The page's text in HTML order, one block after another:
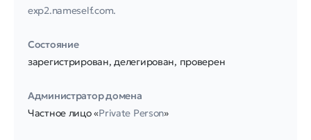
exp2.nameself.com.
Соcтояние
зарегистрирован, делегирован, проверен
Администратор домена
Частное лицо «Private Person»